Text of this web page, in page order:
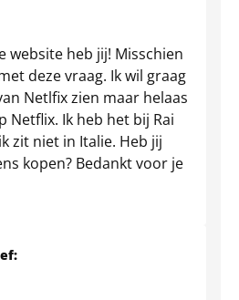
website heb jij! Misschien
deze vraag. Ik wil graag
Netlfix zien maar helaas
Netflix. Ik heb het bij Rai
zit niet in Italie. Heb jij
kopen? Bedankt voor je